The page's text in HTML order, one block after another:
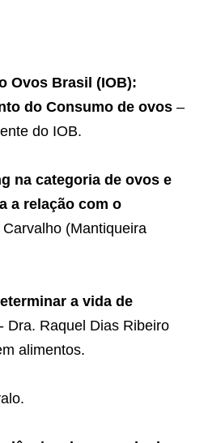
Ovos Brasil (IOB):
do Consumo de ovos –
do IOB.
na categoria de ovos e
a relação com o
Carvalho (Mantiqueira
a vida de
- Dra. Raquel Dias Ribeiro
alimentos.